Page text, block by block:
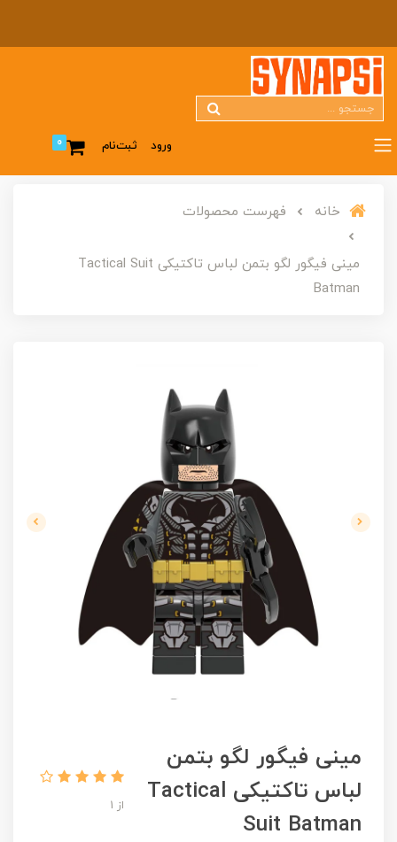
ورود ثبت‌نام 0
خانه فهرست محصولات
مینی فیگور لگو بتمن لباس تاکتیکی Tactical Suit
Batman
مینی فیگور لگو بتمن
لباس تاکتیکی Tactical
Suit Batman
از 1